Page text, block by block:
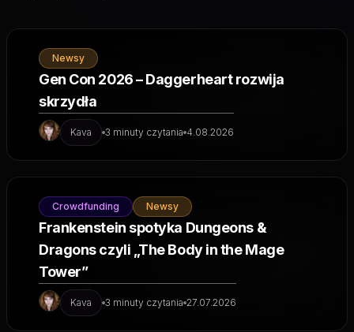
Newsy
Gen Con 2026 – Daggerheart rozwija
skrzydła
Kava 3 minuty czytania 4.08.2026
Crowdfunding Newsy
Frankenstein spotyka Dungeons &
Dragons czyli „The Body in the Mage
Tower”
Kava 3 minuty czytania 27.07.2026